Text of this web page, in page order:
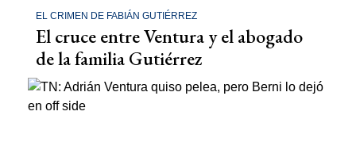
EL CRIMEN DE FABIÁN GUTIÉRREZ
El cruce entre Ventura y el abogado
de la familia Gutiérrez